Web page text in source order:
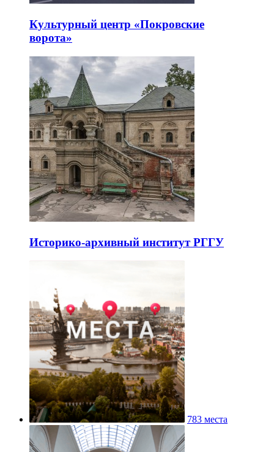
Культурный центр «Покровские
ворота»
Историко-архивный институт РГГУ
783 места